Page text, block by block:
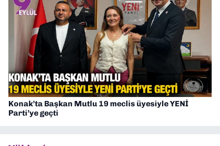
Konak’ta Başkan Mutlu 19 meclis üyesiyle YENİ
Parti’ye geçti